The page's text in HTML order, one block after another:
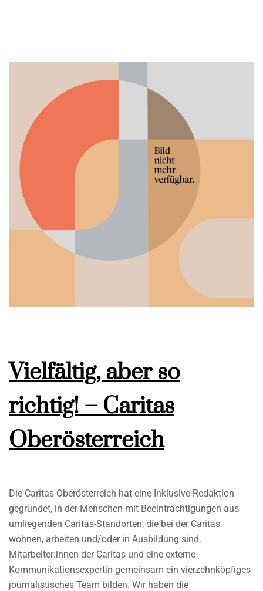
Vielfältig, aber so
richtig! – Caritas
Oberösterreich
Die Caritas Oberösterreich hat eine Inklusive Redaktion
gegründet, in der Menschen mit Beeinträchtigungen aus
umliegenden Caritas-Standorten, die bei der Caritas
wohnen, arbeiten und/oder in Ausbildung sind,
Mitarbeiter:innen der Caritas und eine externe
Kommunikationsexpertin gemeinsam ein vierzehnköpfiges
journalistisches Team bilden. Wir haben die